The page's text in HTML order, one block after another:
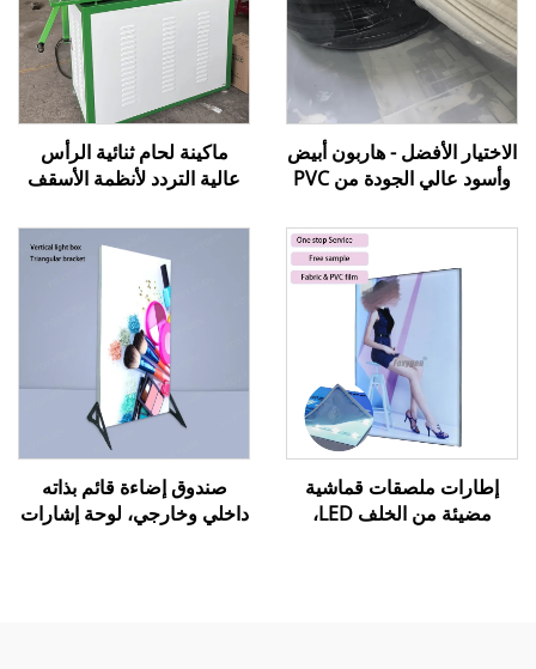
الاختيار الأفضل - هاربون أبيض
وأسود عالي الجودة من PVC
المشدودة
ماكينة لحام ثنائية الرأس
عالية التردد لأنظمة الأسقف
إطارات ملصقات قماشية
مضيئة من الخلف LED،
صندوق إضاءة قائم بذاته
داخلي وخارجي، لوحة إشارات